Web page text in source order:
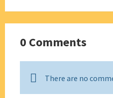
0 Comments
There are no